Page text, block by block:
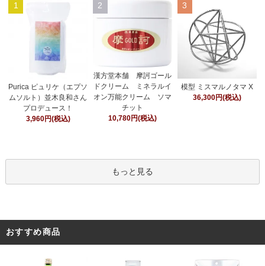
1
Purica ピュリケ（エプソ
ムソルト）並木良和さん
プロデュース！
3,960円(税込)
2
漢方堂本舗 摩訶ゴール
ドクリーム ミネラルイ
オン万能クリーム ソマ
チット
10,780円(税込)
3
模型 ミスマルノタマ X
36,300円(税込)
もっと見る
おすすめ商品